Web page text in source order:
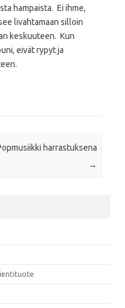
hampaista. Ei ihme,
livahtamaan silloin
keskuuteen. Kun
eivät rypyt ja
harrastuksena
→